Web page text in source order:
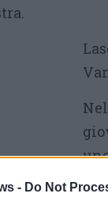
- Do Not